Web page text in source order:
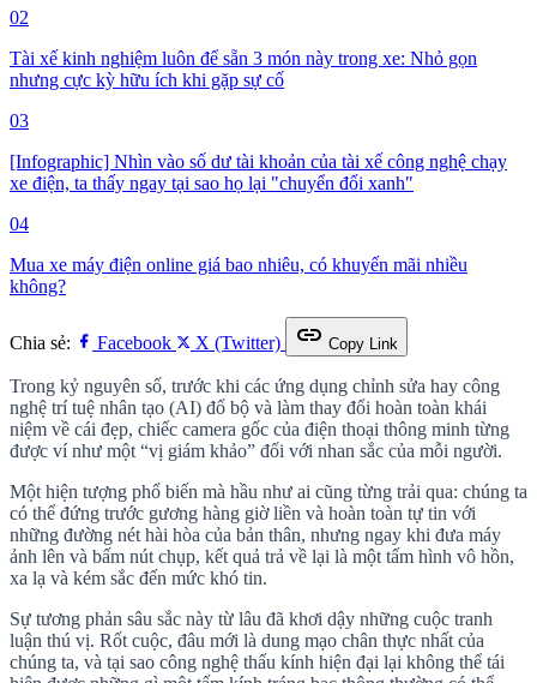
02
Tài xế kinh nghiệm luôn để sẵn 3 món này trong xe: Nhỏ gọn
nhưng cực kỳ hữu ích khi gặp sự cố
03
[Infographic] Nhìn vào số dư tài khoản của tài xế công nghệ chạy
xe điện, ta thấy ngay tại sao họ lại "chuyển đổi xanh"
04
Mua xe máy điện online giá bao nhiêu, có khuyến mãi nhiều
không?
Chia sẻ: Facebook X (Twitter) link Copy Link
Trong kỷ nguyên số, trước khi các ứng dụng chỉnh sửa hay công
nghệ trí tuệ nhân tạo (AI) đổ bộ và làm thay đổi hoàn toàn khái
niệm về cái đẹp, chiếc camera gốc của điện thoại thông minh từng
được ví như một “vị giám khảo” đối với nhan sắc của mỗi người.
Một hiện tượng phổ biến mà hầu như ai cũng từng trải qua: chúng ta
có thể đứng trước gương hàng giờ liền và hoàn toàn tự tin với
những đường nét hài hòa của bản thân, nhưng ngay khi đưa máy
ảnh lên và bấm nút chụp, kết quả trả về lại là một tấm hình vô hồn,
xa lạ và kém sắc đến mức khó tin.
Sự tương phản sâu sắc này từ lâu đã khơi dậy những cuộc tranh
luận thú vị. Rốt cuộc, đâu mới là dung mạo chân thực nhất của
chúng ta, và tại sao công nghệ thấu kính hiện đại lại không thể tái